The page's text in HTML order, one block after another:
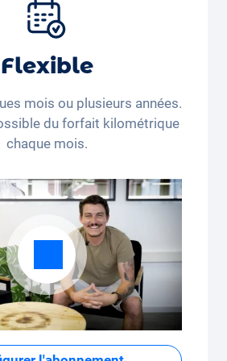
extras.
Flexible
mois ou plusieurs années.
du forfait kilométrique
chaque mois.